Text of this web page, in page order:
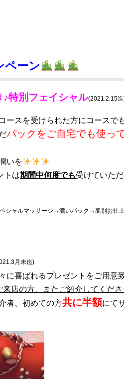
ペーン
特別フェイシャル(2021.2.15
ースを受けられた方にコースで
パックをご自宅でも使っ
いを
トは期間中何度でも受けていた
シャルマッサージ→潤いパック→肌別お仕
月末迄)
に喜ばれるプレゼントをご用意
店の方、またご紹介してくだ
者、初めての方共に半額にて